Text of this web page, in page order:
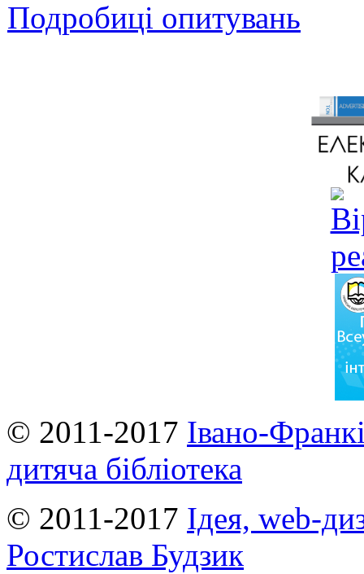
Подробиці опитувань
© 2011-2017 Івано-
дитяча бібліотека
© 2011-2017 Ідея, web-
Ростислав Будзик